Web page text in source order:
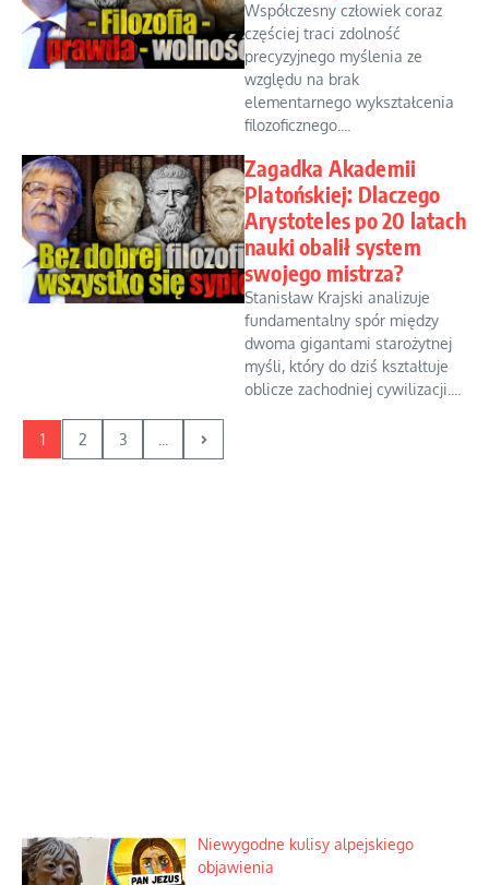
Współczesny człowiek coraz
częściej traci zdolność
precyzyjnego myślenia ze
względu na brak
elementarnego wykształcenia
filozoficznego....
Zagadka Akademii
Platońskiej: Dlaczego
Arystoteles po 20 latach
nauki obalił system
swojego mistrza?
Stanisław Krajski analizuje
fundamentalny spór między
dwoma gigantami starożytnej
myśli, który do dziś kształtuje
oblicze zachodniej cywilizacji....
1 2 3
Niewygodne kulisy alpejskiego
objawienia